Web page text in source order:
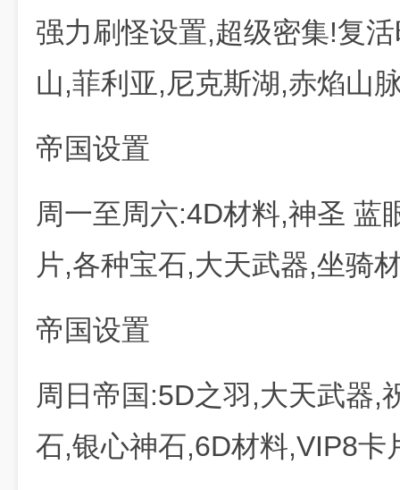
强力刷怪设置,超级密集!复
山,菲利亚,尼克斯湖,赤焰山
帝国设置
周一至周六:4D材料,神圣 蓝
片,各种宝石,大天武器,坐骑
帝国设置
周日帝国:5D之羽,大天武器,
石,银心神石,6D材料,VIP8卡